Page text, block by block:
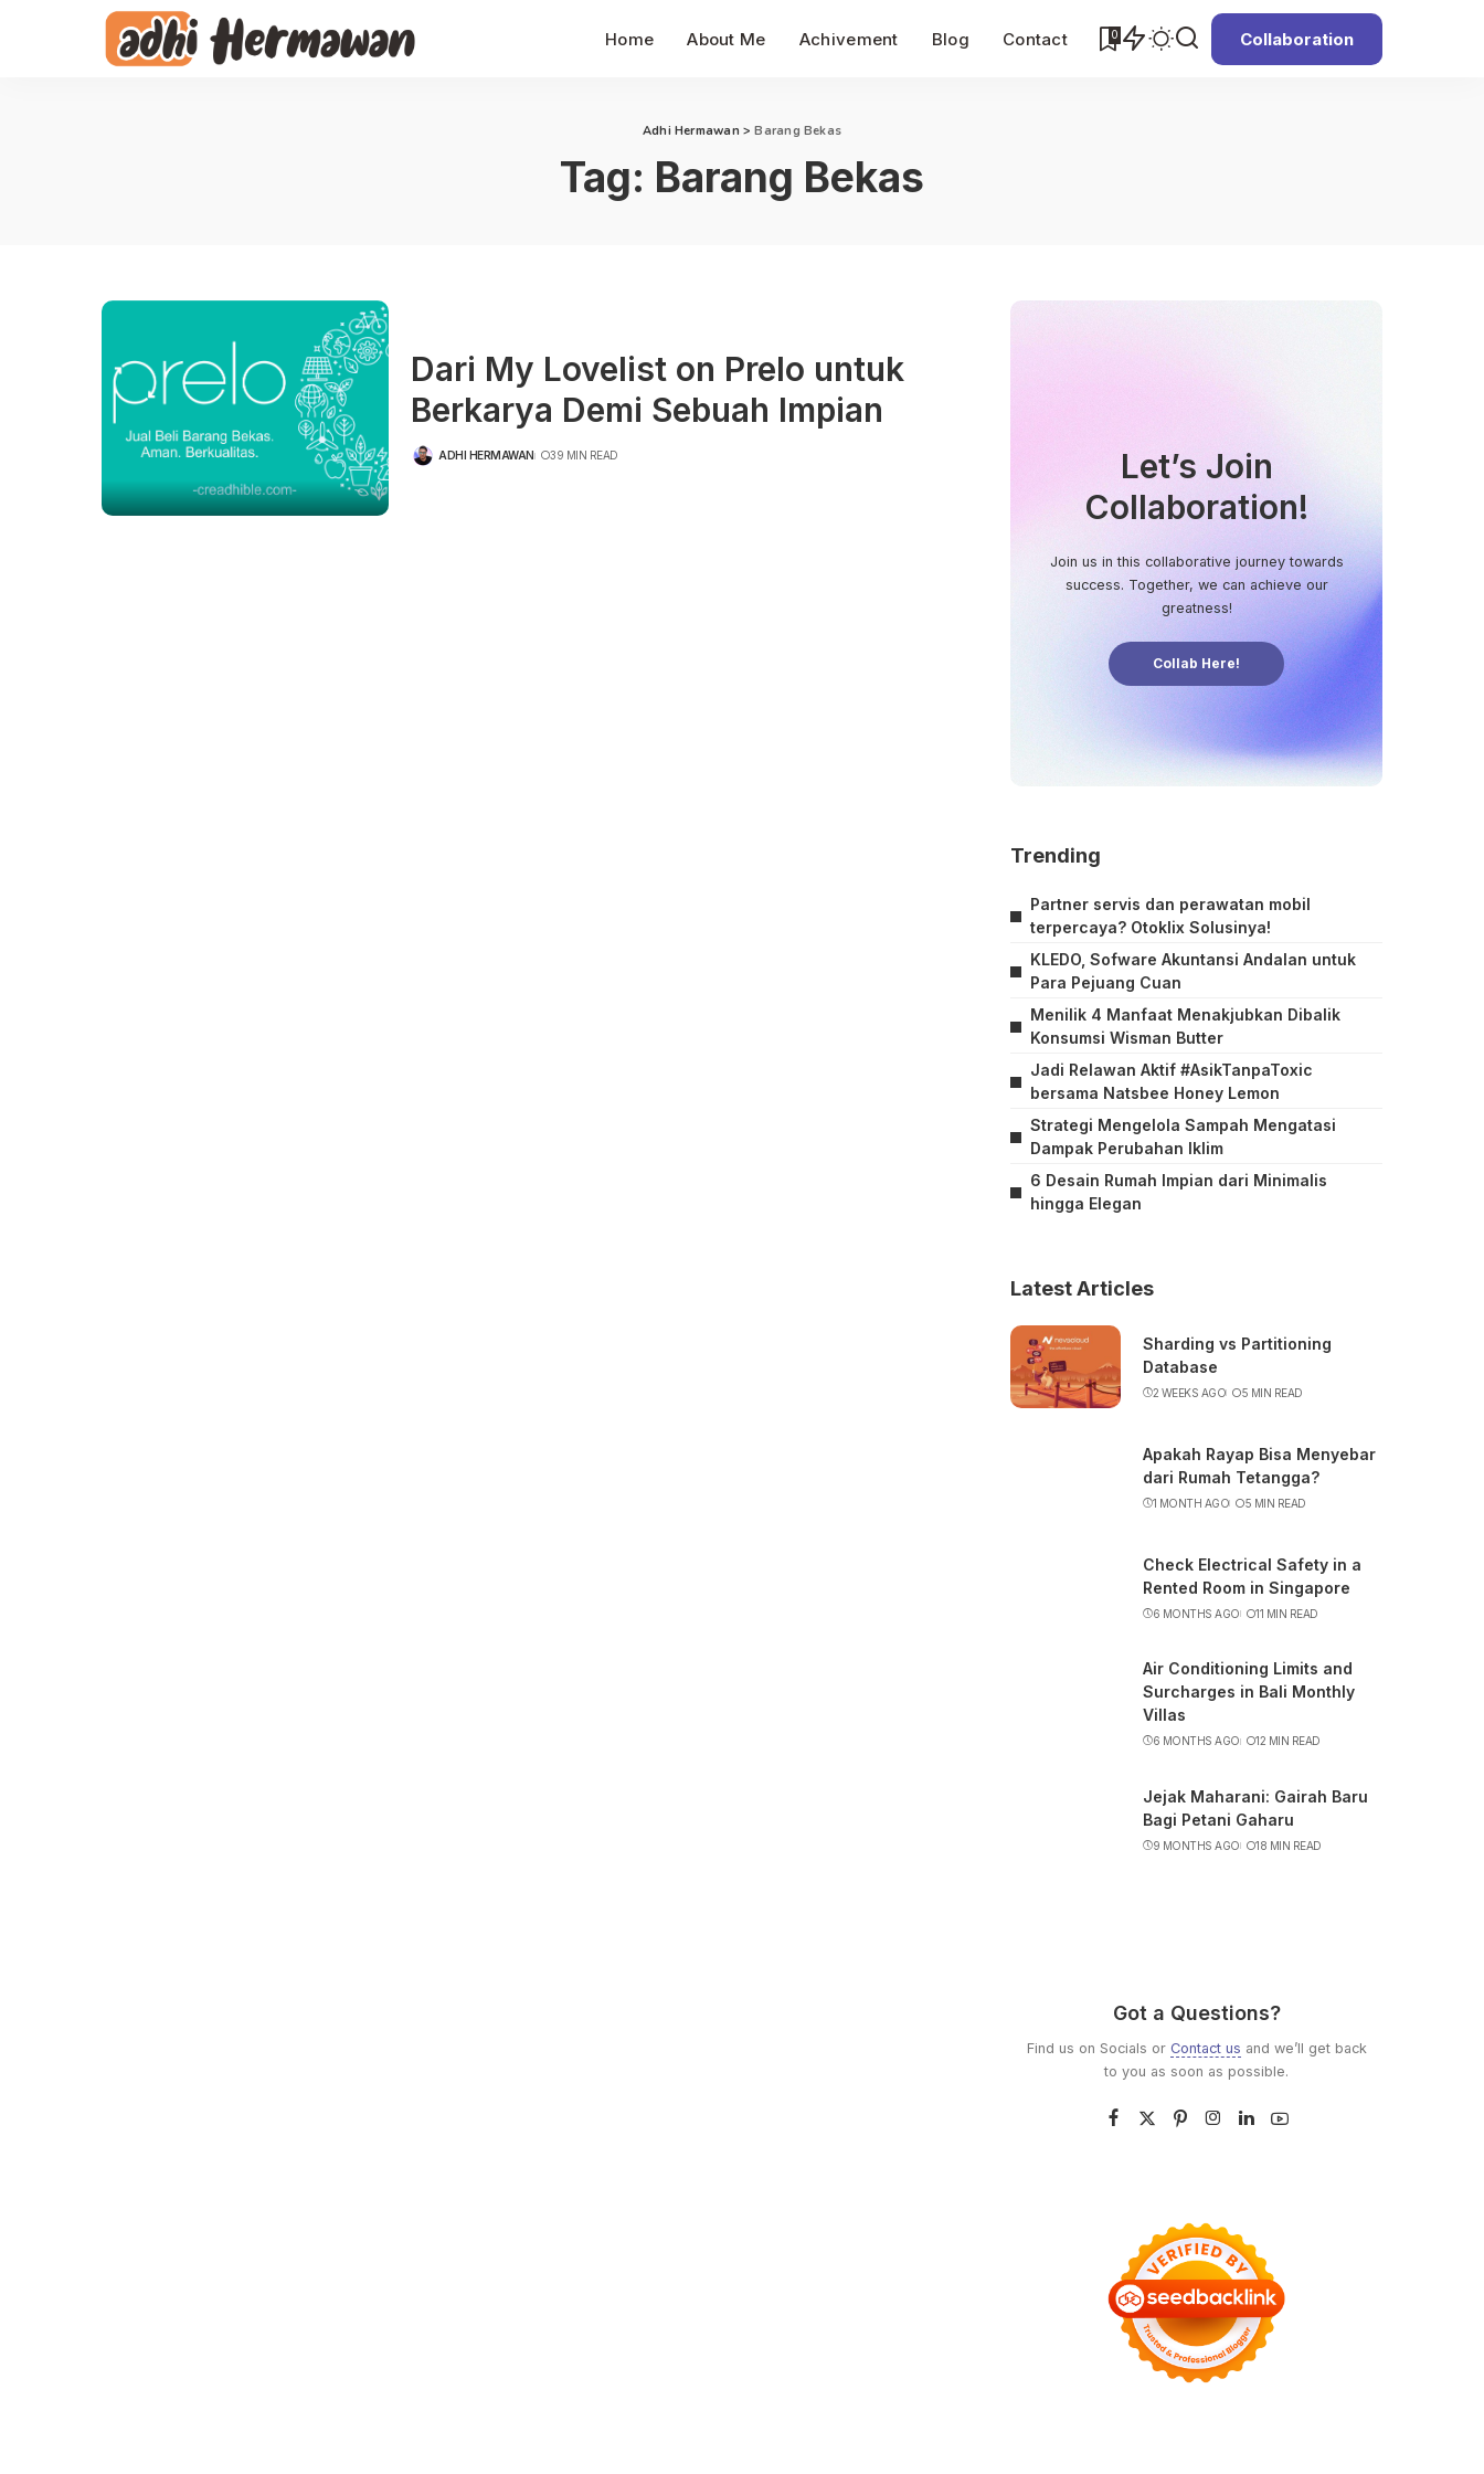
Home About Me Achivement Blog Contact 0 Collaboration
Adhi Hermawan >Barang Bekas
Tag: Barang Bekas
Dari My Lovelist on Prelo untuk
Berkarya Demi Sebuah Impian
POSTED
ADHI HERMAWAN 39 MIN READ
Let’s Join
Collaboration!
Join us in this collaborative journey towards
success. Together, we can achieve our
greatness!
Collab Here!
Trending
Partner servis dan perawatan mobil
terpercaya? Otoklix Solusinya!
KLEDO, Sofware Akuntansi Andalan untuk
Para Pejuang Cuan
Menilik 4 Manfaat Menakjubkan Dibalik
Konsumsi Wisman Butter
Jadi Relawan Aktif #AsikTanpaToxic
bersama Natsbee Honey Lemon
Strategi Mengelola Sampah Mengatasi
Dampak Perubahan Iklim
6 Desain Rumah Impian dari Minimalis
hingga Elegan
Latest Articles
Sharding vs Partitioning
Database
2 WEEKS AGO 5 MIN READ
Apakah Rayap Bisa Menyebar
dari Rumah Tetangga?
1 MONTH AGO 5 MIN READ
Check Electrical Safety in a
Rented Room in Singapore
6 MONTHS AGO 11 MIN READ
Air Conditioning Limits and
Surcharges in Bali Monthly
Villas
6 MONTHS AGO 12 MIN READ
Jejak Maharani: Gairah Baru
Bagi Petani Gaharu
9 MONTHS AGO 18 MIN READ
Got a Questions?
Find us on Socials or Contact us and we’ll get back
to you as soon as possible.